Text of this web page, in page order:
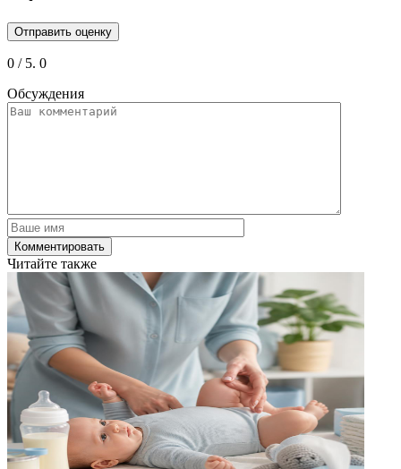
Отправить оценку
0 / 5. 0
Обсуждения
Читайте также